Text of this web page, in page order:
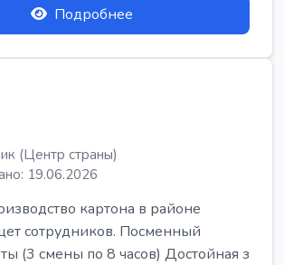
Подробнее
(Центр страны)
19.06.2026
картона в районе
сотрудников. Посменный
(3 смены по 8 часов) Достойная з